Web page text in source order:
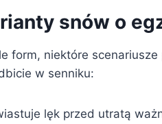
snów o
form, niektóre scenariusze
w senniku:
lęk przed utratą